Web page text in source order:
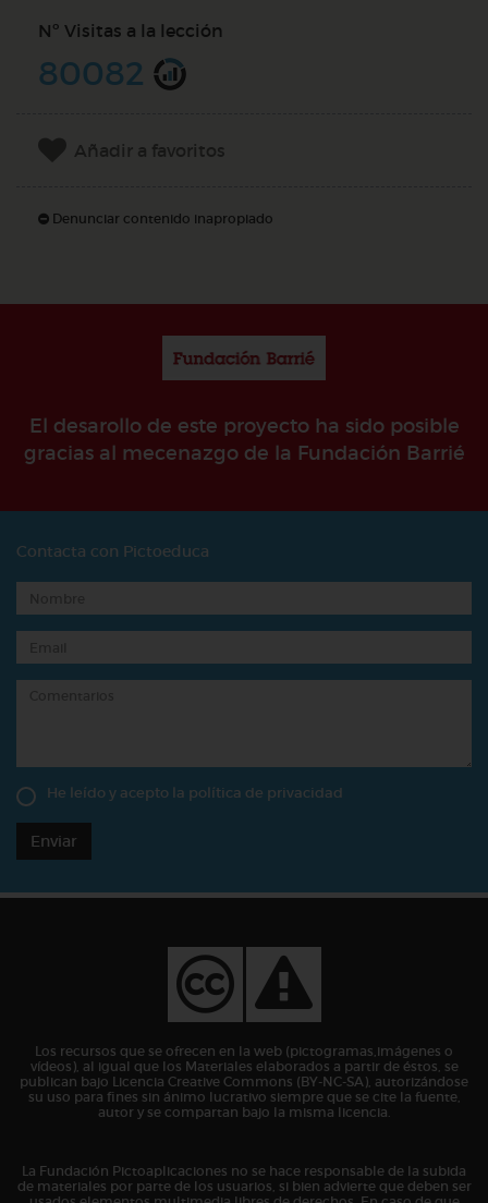
Nº Visitas a la lección
80082
Añadir a favoritos
Denunciar contenido inapropiado
El desarollo de este proyecto ha sido posible
gracias al mecenazgo de la Fundación Barrié
Contacta con Pictoeduca
He leído y acepto la política de privacidad
Enviar
Los recursos que se ofrecen en la web (pictogramas,imágenes o
vídeos), al igual que los Materiales elaborados a partir de éstos, se
publican bajo Licencia Creative Commons (BY-NC-SA), autorizándose
su uso para fines sin ánimo lucrativo siempre que se cite la fuente,
autor y se compartan bajo la misma licencia.
La Fundación Pictoaplicaciones no se hace responsable de la subida
de materiales por parte de los usuarios, si bien advierte que deben ser